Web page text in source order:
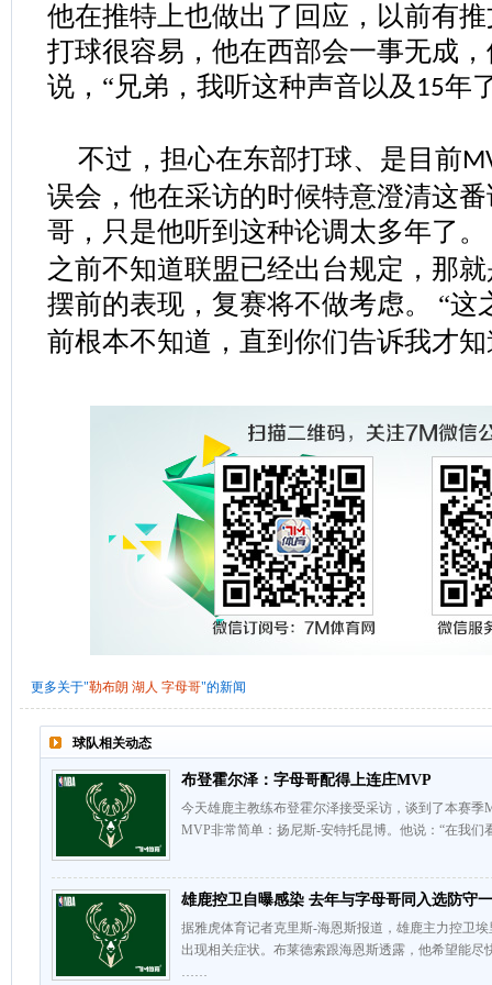
他在推特上也做出了回应，以前有
打球很容易，他在西部会一事无成
说，“兄弟，我听这种声音以及 15年
不过，担心在东部打球、是目前
误会，他在采访的时候特意澄清这
哥，只是他听到这种论调太多年了。
之前不知道联盟已经出台规定，那
摆前的表现，复赛将不做考虑。
“这
前根本不知道，直到你们告诉我才
更多关于"勒布朗 湖人 字母哥"的新闻
球队相关动态
布登霍尔泽：字母哥配得上连庄MVP
今天雄鹿主教练布登霍尔泽接受采访，谈到了本赛
MVP非常简单：扬尼斯-安特托昆博。他说：“在我
雄鹿控卫自曝感染 去年与字母哥同入选防守
据雅虎体育记者克里斯-海恩斯报道，雄鹿主力控卫
出现相关症状。布莱德索跟海恩斯透露，他希望能尽
……